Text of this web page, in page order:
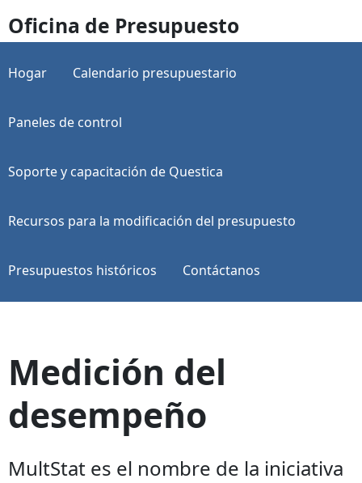
Oficina de Presupuesto
Hogar Calendario presupuestario
Paneles de control
Soporte y capacitación de Questica
Recursos para la modificación del presupuesto
Presupuestos históricos Contáctanos
Medición del
desempeño
MultStat es el nombre de la iniciativa